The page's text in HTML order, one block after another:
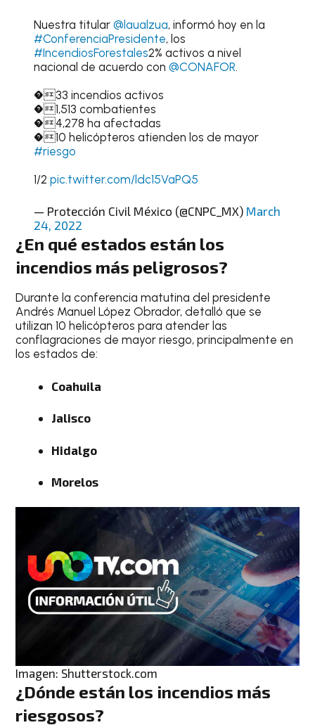
Nuestra titular @laualzua, informó hoy en la
#ConferenciaPresidente, los
#IncendiosForestales2% activos a nivel
nacional de acuerdo con @CONAFOR.
�33 incendios activos
�1,513 combatientes
�4,278 ha afectadas
�10 helicópteros atienden los de mayor
#riesgo
1/2 pic.twitter.com/ldc15VaPQ5
— Protección Civil México (@CNPC_MX) March
24, 2022
¿En qué estados están los
incendios más peligrosos?
Durante la conferencia matutina del presidente
Andrés Manuel López Obrador, detalló que se
utilizan 10 helicópteros para atender las
conflagraciones de mayor riesgo, principalmente en
los estados de:
Coahuila
Jalisco
Hidalgo
Morelos
Imagen: Shutterstock.com
¿Dónde están los incendios más
riesgosos?